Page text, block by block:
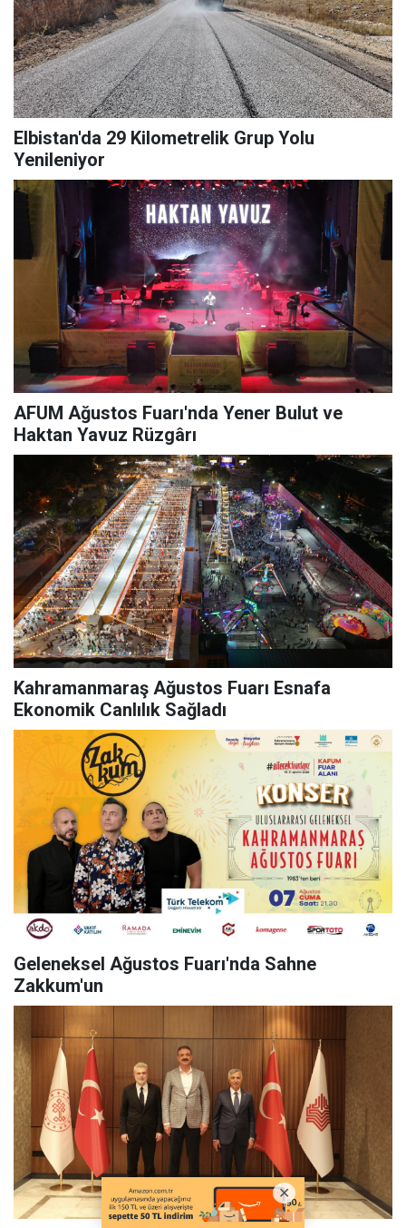
Elbistan'da 29 Kilometrelik Grup Yolu
Yenileniyor
AFUM Ağustos Fuarı'nda Yener Bulut ve
Haktan Yavuz Rüzgârı
Kahramanmaraş Ağustos Fuarı Esnafa
Ekonomik Canlılık Sağladı
Geleneksel Ağustos Fuarı'nda Sahne
Zakkum'un